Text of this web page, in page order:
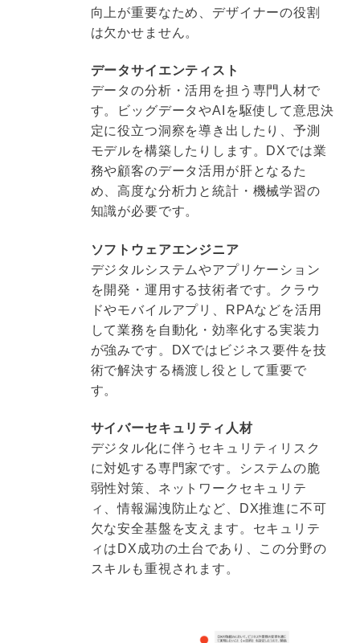
向上が重要なため、デザイナーの役割
は欠かせません。
データサイエンティスト
データの分析・活用を担う専門人材で
す。ビッグデータやAIを駆使して意思決
定に役立つ洞察を導き出したり、予測
モデルを構築したりします。DXでは業
務や顧客のデータ活用が肝となるた
め、高度な分析力と統計・機械学習の
知識が必要です。
ソフトウェアエンジニア
デジタルシステムやアプリケーション
を開発・運用する技術者です。クラウ
ドやモバイルアプリ、RPAなどを活用
して業務を自動化・効率化する実装力
が強みです。DXではビジネス要件を技
術で解決する橋渡し役として重要で
す。
サイバーセキュリティ人材
デジタル化に伴うセキュリティリスク
に対処する専門家です。システムの脆
弱性対策、ネットワークセキュリテ
ィ、情報漏洩防止など、DX推進に不可
欠な安全基盤を支えます。セキュリテ
ィはDX成功の土台であり、この分野の
スキルも重視されます。